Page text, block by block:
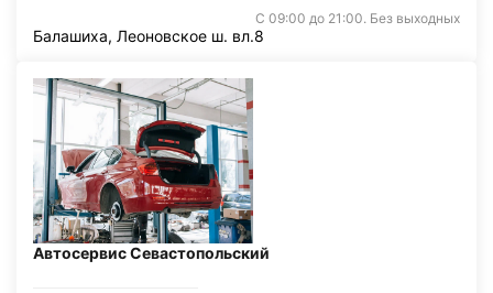
С 09:00 до 21:00. Без выходных
Балашиха, Леоновское ш. вл.8
Автосервис Севастопольский